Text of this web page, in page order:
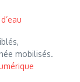
mobilisés.